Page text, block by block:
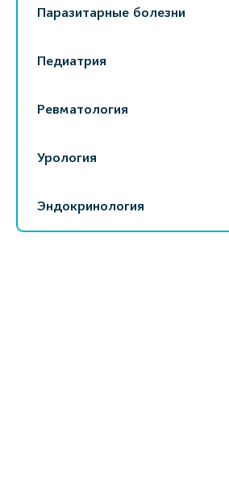
Паразитарные болезни
Педиатрия
Ревматология
Урология
Эндокринология